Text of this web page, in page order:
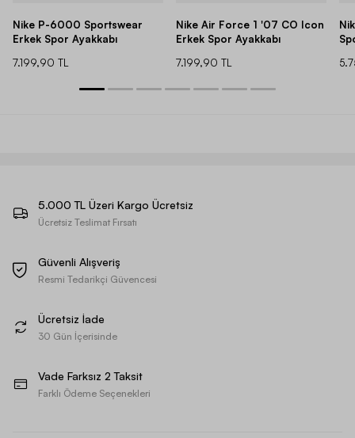
Nike P-6000 Sportswear
Erkek Spor Ayakkabı
7.199,90 TL
Nike Air Force 1 '07 CO Icon
Erkek Spor Ayakkabı
7.199,90 TL
5.000 TL Üzeri Kargo Ücretsiz
Ücretsiz Teslimat Fırsatı
Güvenli Alışveriş
Resmi Tedarikçi Güvencesi
Ücretsiz İade
30 Gün İçerisinde
Vade Farksız 2 Taksit
Farklı Ödeme Seçenekleri